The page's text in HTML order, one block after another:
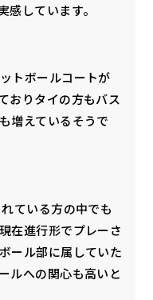
感しています。
トボールコートが
おりタイの方もバス
増えているそうで
ている方の中でも
在進行形でプレーさ
ール部に属していた
ルへの関心も高いと